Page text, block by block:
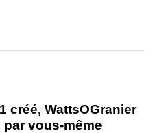
créé, WattsOGranier
vous-même